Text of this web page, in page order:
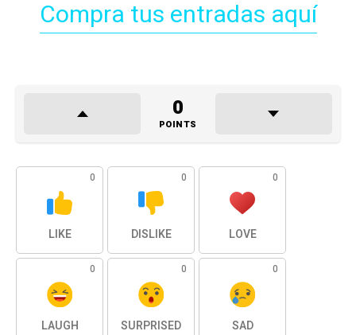
Compra tus entradas aquí
0
POINTS
0
LIKE
0
DISLIKE
0
LOVE
0
LAUGH
0
SURPRISED
0
SAD